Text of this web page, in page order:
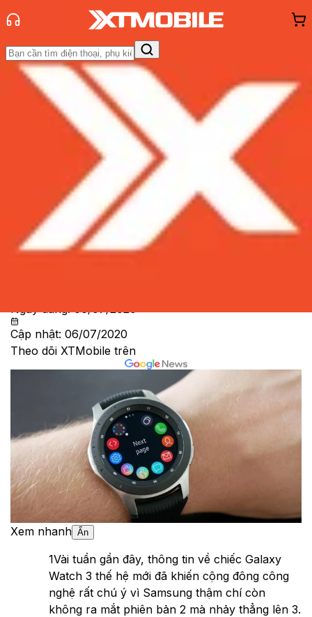
Trang chủ
Tin tức
Tin Mới
Đánh Giá - Trên TaySo Sánh Tư vấnKhuyến
Hỏi đáp App - Game Thông báo
hàng - Sự kiện
Trang hỗ trợ Galaxy Watch 3 xuất
hiện báo hiệu ngày ra mắt chính
thức đã đến rất gần
Ngày đăng:06/07/2020
Cập nhật: 06/07/2020
Theo dõi XTMobile trên
Xem nhanh Ẩn
1Vài tuần gần đây, thông tin về chiếc Galaxy
Watch 3 thế hệ mới đã khiến cộng đông công
nghệ rất chú ý vì Samsung thậm chí còn
không ra mắt phiên bản 2 mà nhảy thẳng lên 3.